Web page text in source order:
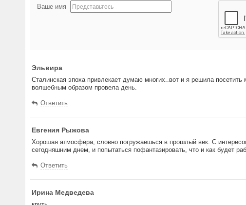
Ваше имя
Эльвира
Сталинская эпоха привлекает думаю многих..вот и я решила
волшебным образом провела день.
Ответить
Евгения Рыжова
Хорошая атмосфера, словно погружаешься в прошлый век. С
сегодняшним днем, и попытаться пофантазировать, что и как будет
Ответить
Ирина Медведева